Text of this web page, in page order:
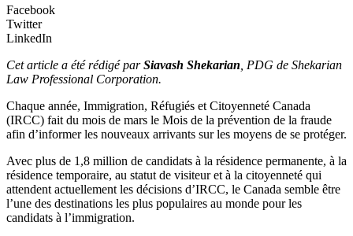
Facebook
Twitter
LinkedIn
Cet article a été rédigé parSiavash Shekarian , PDG de Shekarian
Law Professional Corporation.
Chaque année, Immigration, Réfugiés et Citoyenneté Canada
(IRCC) fait du mois de mars le Mois de la prévention de la fraude
afin d’informer les nouveaux arrivants sur les moyens de se protéger.
Avec plus de 1,8 million de candidats à la résidence permanente, à la
résidence temporaire, au statut de visiteur et à la citoyenneté qui
attendent actuellement les décisions d’IRCC, le Canada semble être
l’une des destinations les plus populaires au monde pour les
candidats à l’immigration.